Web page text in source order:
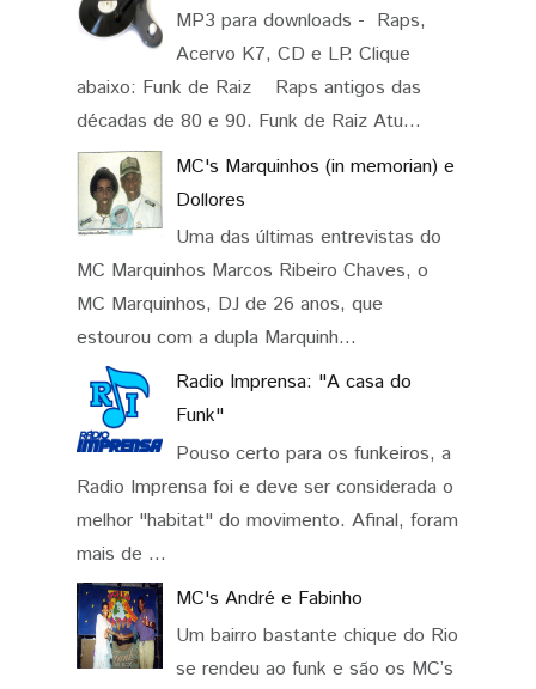
MP3 para downloads - Raps,
Acervo K7, CD e LP. Clique
abaixo: Funk de Raiz Raps antigos das
décadas de 80 e 90. Funk de Raiz Atu...
MC's Marquinhos (in memorian) e
Dollores
Uma das últimas entrevistas do
MC Marquinhos Marcos Ribeiro Chaves, o
MC Marquinhos, DJ de 26 anos, que
estourou com a dupla Marquinh...
Radio Imprensa: "A casa do
Funk"
Pouso certo para os funkeiros, a
Radio Imprensa foi e deve ser considerada o
melhor "habitat" do movimento. Afinal, foram
mais de ...
MC's André e Fabinho
Um bairro bastante chique do Rio
se rendeu ao funk e são os MC’s